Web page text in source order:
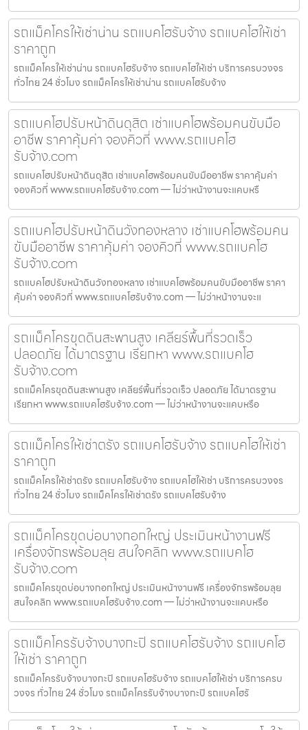
รถแม็คโครให้เช่าน่าน รถแบคโฮรับจ้าง รถแบคโฮให้เช่า
ราคาถูก
รถแม็คโครให้เช่าน่าน รถแบคโฮรับจ้าง รถแบคโฮให้เช่า บริการครบวงจร
ทั่วไทย 24 ชั่วโมง รถแม็คโครให้เช่าน่าน รถแบคโฮรับจ้าง
รถแบคโฮปรับหน้าดินดุสิต เช่าแบคโฮพร้อมคนขับมือ
อาชีพ ราคาคุ้มค่า จองคิวที่ www.รถแบคโฮ
รับจ้าง.com
รถแบคโฮปรับหน้าดินดุสิต เช่าแบคโฮพร้อมคนขับมืออาชีพ ราคาคุ้มค่า
จองคิวที่ www.รถแบคโฮรับจ้าง.com — ไม่ว่าหน้างานจะแคบหรื
รถแบคโฮปรับหน้าดินวังทองหลาง เช่าแบคโฮพร้อมคน
ขับมืออาชีพ ราคาคุ้มค่า จองคิวที่ www.รถแบคโฮ
รับจ้าง.com
รถแบคโฮปรับหน้าดินวังทองหลาง เช่าแบคโฮพร้อมคนขับมืออาชีพ ราคา
คุ้มค่า จองคิวที่ www.รถแบคโฮรับจ้าง.com — ไม่ว่าหน้างานจะแ
รถแม็คโครขุดดินสะพานสูง เคลียร์พื้นที่รวดเร็ว
ปลอดภัย ได้มาตรฐาน เรียกหา www.รถแบคโฮ
รับจ้าง.com
รถแม็คโครขุดดินสะพานสูง เคลียร์พื้นที่รวดเร็ว ปลอดภัย ได้มาตรฐาน
เรียกหา www.รถแบคโฮรับจ้าง.com — ไม่ว่าหน้างานจะแคบหรือ
รถแม็คโครให้เช่าตรัง รถแบคโฮรับจ้าง รถแบคโฮให้เช่า
ราคาถูก
รถแม็คโครให้เช่าตรัง รถแบคโฮรับจ้าง รถแบคโฮให้เช่า บริการครบวงจร
ทั่วไทย 24 ชั่วโมง รถแม็คโครให้เช่าตรัง รถแบคโฮรับจ้าง
รถแม็คโครขุดบ่อบางกอกใหญ่ ประเมินหน้างานฟรี
เครื่องจักรพร้อมลุย สนใจคลิก www.รถแบคโฮ
รับจ้าง.com
รถแม็คโครขุดบ่อบางกอกใหญ่ ประเมินหน้างานฟรี เครื่องจักรพร้อมลุย
สนใจคลิก www.รถแบคโฮรับจ้าง.com — ไม่ว่าหน้างานจะแคบหรือ
รถแม็คโครรับจ้างบางกะปิ รถแบคโฮรับจ้าง รถแบคโฮ
ให้เช่า ราคาถูก
รถแม็คโครรับจ้างบางกะปิ รถแบคโฮรับจ้าง รถแบคโฮให้เช่า บริการครบ
วงจร ทั่วไทย 24 ชั่วโมง รถแม็คโครรับจ้างบางกะปิ รถแบคโฮรั